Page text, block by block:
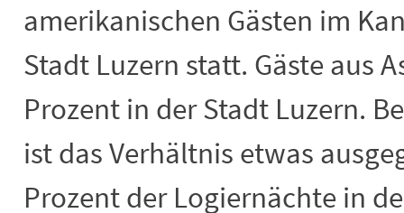
amerikanischen Gästen im
Stadt Luzern statt. Gäste aus
Prozent in der Stadt Luzern.
ist das Verhältnis etwas
Prozent der Logiernächte in